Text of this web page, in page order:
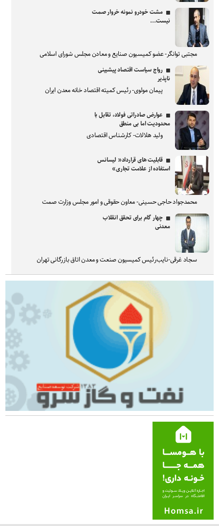
مشت خودرو نمونه خروار صمت
نیست...
مجتبی توانگر- عضو کمیسیون صنایع و معادن مجلس شورای اسلامی
رواج سیاست اقتصاد پیشبینی
ناپذیر
پیمان مولوی- رئیس کمیته اقتصاد خانه معدن ایران
عوارض صادراتی فولاد، تقابل با
محدودیت اما بی منطق
ولید هلالات- کارشناس اقتصادی
قابلیت های قرارداد« لیسانس
استفاده از علامت تجاری»
محمدجواد حاجی حسینی- معاون حقوقی و امور مجلس وزارت صمت
چهار گام برای تحقق انقلاب
معدنی
سجاد غرقی-نایب‌رئیس کمیسیون صنعت و معدن اتاق بازرگانی تهران